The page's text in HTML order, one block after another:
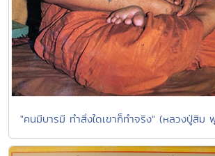
"คนมีบารมี ทำสิ่งใดเขาก็ทำจริง" (หลวงปู่สิม